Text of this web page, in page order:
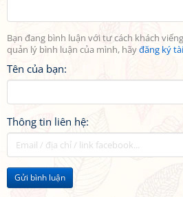
Bạn đang bình luận với tư cách khách
quản lý bình luận của mình, hãyđăng ký
Tên của bạn:
Thông tin liên hệ:
Gửi bình luận